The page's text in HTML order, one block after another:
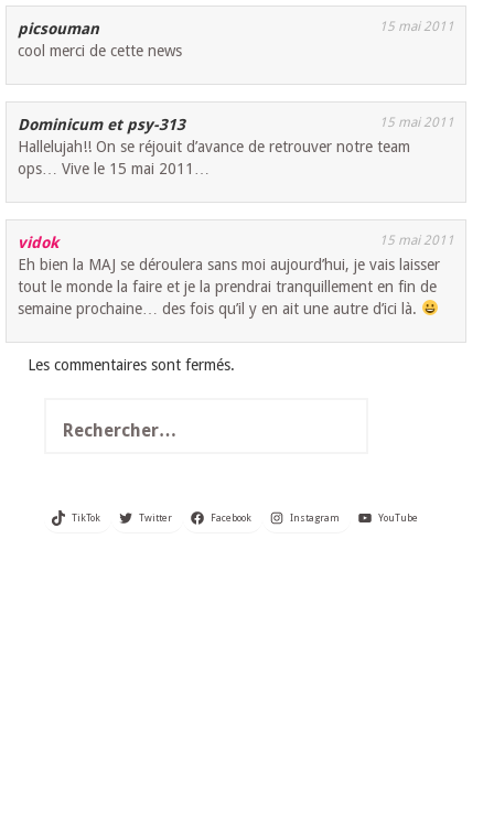
picsouman 15 mai 2011
cool merci de cette news
Dominicum et psy-313 15 mai 2011
Hallelujah!! On se réjouit d’avance de retrouver notre team
ops… Vive le 15 mai 2011…
vidok 15 mai 2011
Eh bien la MAJ se déroulera sans moi aujourd’hui, je vais laisser
tout le monde la faire et je la prendrai tranquillement en fin de
semaine prochaine… des fois qu’il y en ait une autre d’ici là.
Les commentaires sont fermés.
TikTok Twitter Facebook Instagram YouTube